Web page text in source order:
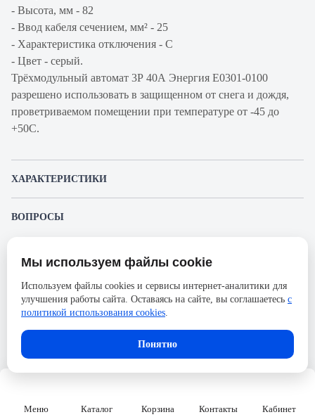
Меню Каталог Корзина Контакты Кабинет
В корзину
- Высота, мм - 82
- Ввод кабеля сечением, мм² - 25
- Характеристика отключения - С
- Цвет - серый.
Трёхмодульный автомат 3Р 40А Энергия Е0301-0100
разрешено использовать в защищенном от снега и дождя,
проветриваемом помещении при температуре от -45 до
+50С.
ХАРАКТЕРИСТИКИ
Производитель
Серия
ВА47-29
Номинальный ток
Напряжение, В
230
Количество полюсов
ВОПРОСЫ
Пожалуйста,авторизуйтесь, чтобы иметь
возможность оставлять вопросы.
Представленные изображения и характеристики могут отличаться от реального
без предварительного уведомления. Компания АйДистрибьют не несёт
ответственности в случае не соответствия текущей модели товаров фотографиям,
размещённым в карточке товара.
Мы используем файлы cookie
Используем файлы cookies и сервисы интернет-аналитики для
улучшения работы сайта. Оставаясь на сайте, вы соглашаетесь с
политикой использования cookies.
Понятно